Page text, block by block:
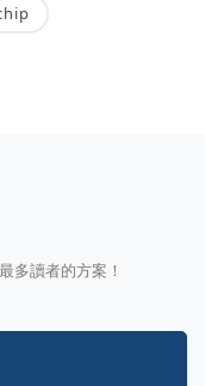
多讀者的方案！